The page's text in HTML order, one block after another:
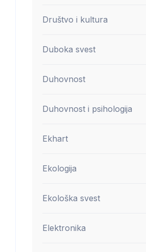
Društvo i kultura
Duboka svest
Duhovnost
Duhovnost i psihologija
Ekhart
Ekologija
Ekološka svest
Elektronika